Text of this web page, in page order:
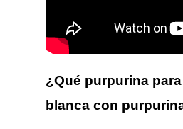
¿Qué purpurina
blanca con